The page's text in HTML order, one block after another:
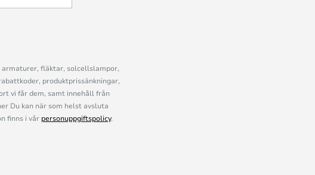
armaturer, fläktar, solcellslampor,
produktprissänkningar,
vi får dem, samt innehåll från
Du kan när som helst avsluta
finns i vår personuppgiftspolicy.